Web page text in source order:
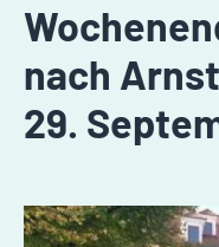
nach
29.